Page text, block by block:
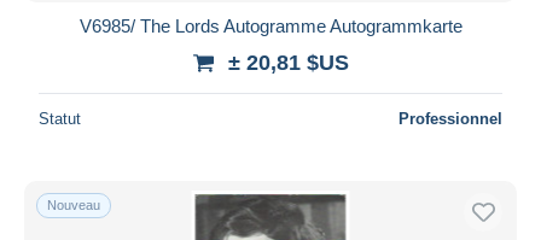
V6985/ The Lords Autogramme Autogrammkarte
± 20,81 $US
Statut Professionnel
Nouveau